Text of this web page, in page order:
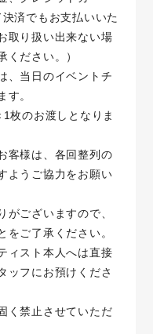
済でもお支払いいた
取り扱い出来ない場
ください。）
、当日のイベントチ
す。
枚のお渡しとなりま
客様は、各回整列の
ようご協力をお願い
がございますので、
をご了承ください。
ィスト本人へは直接
ッフにお預けくださ
く禁止させていただ